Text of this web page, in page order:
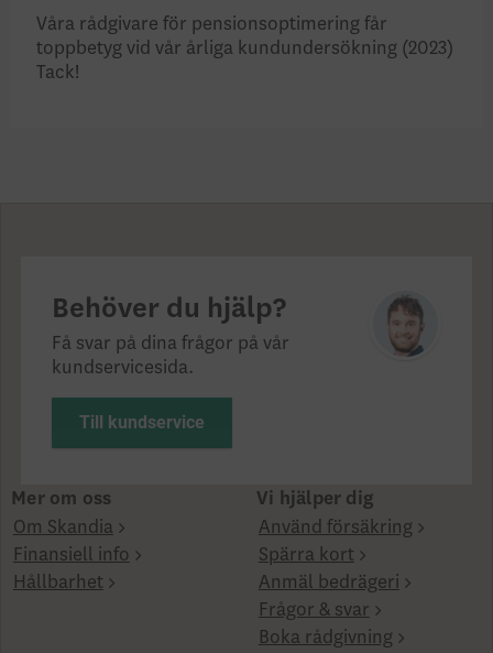
Våra rådgivare för pensionsoptimering får
toppbetyg vid vår årliga kundundersökning (2023)
Tack!
Behöver du hjälp?
Få svar på dina frågor på vår
kundservicesida.
Till kundservice
Mer om oss
Om Skandia
Finansiell info
Hållbarhet
Vi hjälper dig
Använd försäkring
Spärra kort
Anmäl bedrägeri
Frågor & svar
Boka rådgivning